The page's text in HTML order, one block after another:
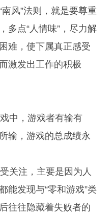
风”法则，就是要尊重
多点“人情味”，尽力解
难，使下属真正感受
激发出工作的积极
中，游戏者有输有
输，游戏的总成绩永
关注，主要是因为人
能发现与“零和游戏”类
往往隐藏着失败者的